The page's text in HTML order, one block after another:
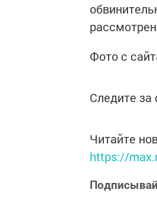
Фото с
Следите
Читайте
https://